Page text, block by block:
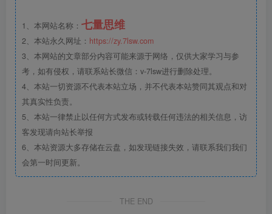
1、本网站名称： 七量思维
2、本站永久网址： https://zy.7lsw.com
3、本网站的文章部分内容可能来源于网络，仅供大家学习与参
考，如有侵权，请联系站长微信：v-7lsw进行删除处理。
4、本站一切资源不代表本站立场，并不代表本站赞同其观点和对
其真实性负责。
5、本站一律禁止以任何方式发布或转载任何违法的相关信息，访
客发现请向站长举报
6、本站资源大多存储在云盘，如发现链接失效，请联系我们我们
会第一时间更新。
THE END